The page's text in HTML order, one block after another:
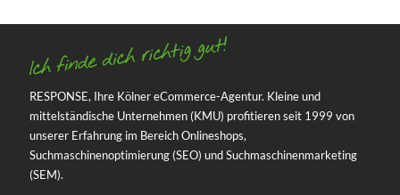
RESPONSE, Ihre Kölner eCommerce-Agentur. Kleine und
mittelständische Unternehmen (KMU) profitieren seit 1999 von
unserer Erfahrung im Bereich Onlineshops,
Suchmaschinenoptimierung (SEO) und Suchmaschinenmarketing
(SEM).